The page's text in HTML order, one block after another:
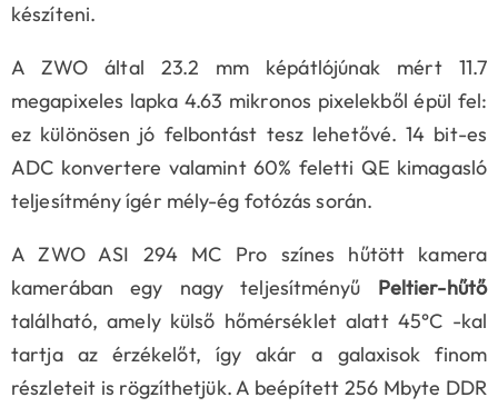
készíteni.
A ZWO által 23.2 mm képátlójúnak mért 11.7
megapixeles lapka 4.63 mikronos pixelekből épül fel:
ez különösen jó felbontást tesz lehetővé. 14 bit-es
ADC konvertere valamint 60% feletti QE kimagasló
teljesítmény ígér mély-ég fotózás során.
A ZWO ASI 294 MC Pro színes hűtött kamera
kamerában egy nagy teljesítményű Peltier-hűtő
található, amely külső hőmérséklet alatt 45°C -kal
tartja az érzékelőt, így akár a galaxisok finom
részleteit is rögzíthetjük. A beépített 256 Mbyte DDR